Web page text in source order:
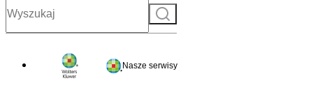
Szukaj
Nasze serwisy